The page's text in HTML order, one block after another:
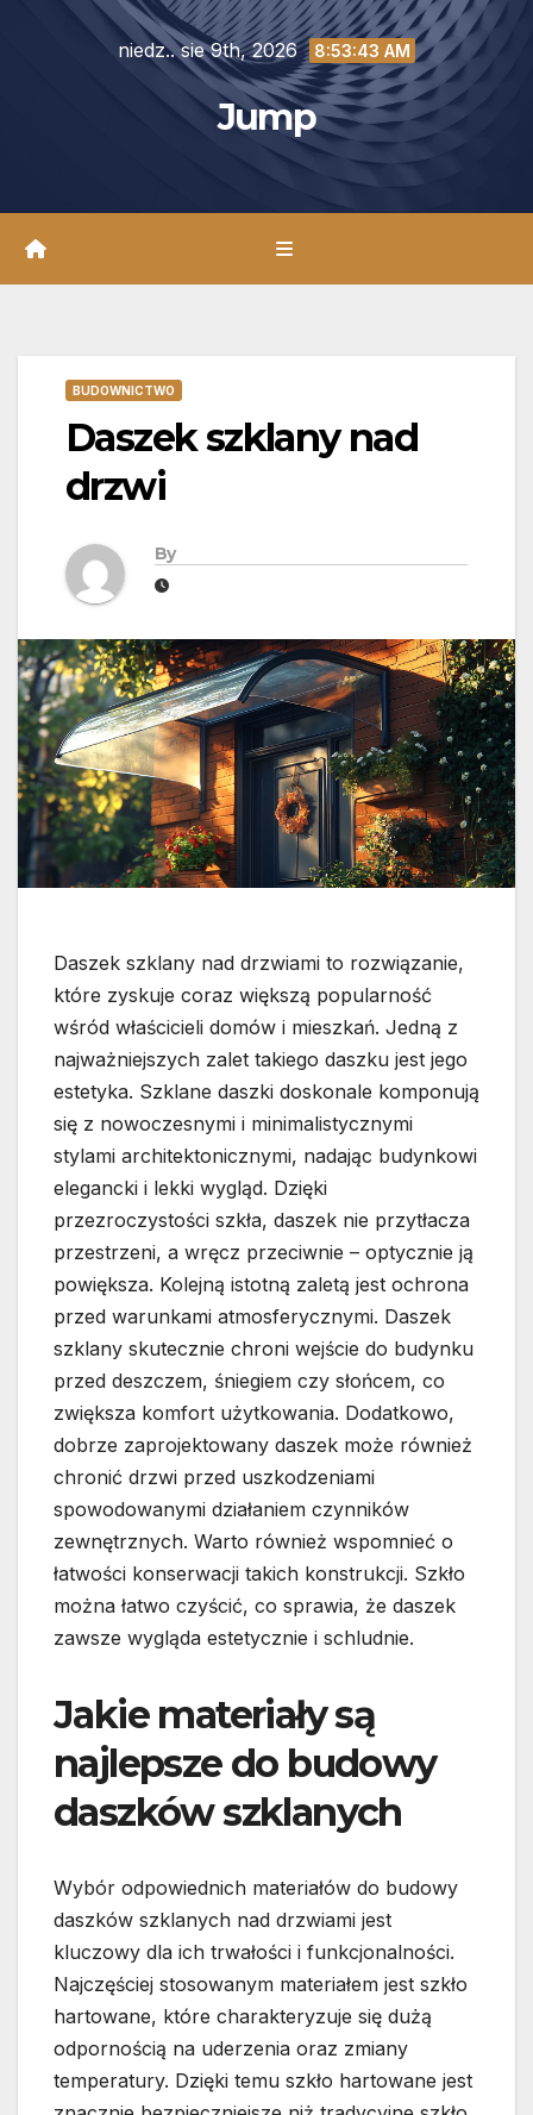
niedz.. sie 9th, 2026 8:53:45 AM
Jump
BUDOWNICTWO
Daszek szklany nad
drzwi
By
Daszek szklany nad drzwiami to rozwiązanie,
które zyskuje coraz większą popularność
wśród właścicieli domów i mieszkań. Jedną z
najważniejszych zalet takiego daszku jest jego
estetyka. Szklane daszki doskonale komponują
się z nowoczesnymi i minimalistycznymi
stylami architektonicznymi, nadając budynkowi
elegancki i lekki wygląd. Dzięki
przezroczystości szkła, daszek nie przytłacza
przestrzeni, a wręcz przeciwnie – optycznie ją
powiększa. Kolejną istotną zaletą jest ochrona
przed warunkami atmosferycznymi. Daszek
szklany skutecznie chroni wejście do budynku
przed deszczem, śniegiem czy słońcem, co
zwiększa komfort użytkowania. Dodatkowo,
dobrze zaprojektowany daszek może również
chronić drzwi przed uszkodzeniami
spowodowanymi działaniem czynników
zewnętrznych. Warto również wspomnieć o
łatwości konserwacji takich konstrukcji. Szkło
można łatwo czyścić, co sprawia, że daszek
zawsze wygląda estetycznie i schludnie.
Jakie materiały są
najlepsze do budowy
daszków szklanych
Wybór odpowiednich materiałów do budowy
daszków szklanych nad drzwiami jest
kluczowy dla ich trwałości i funkcjonalności.
Najczęściej stosowanym materiałem jest szkło
hartowane, które charakteryzuje się dużą
odpornością na uderzenia oraz zmiany
temperatury. Dzięki temu szkło hartowane jest